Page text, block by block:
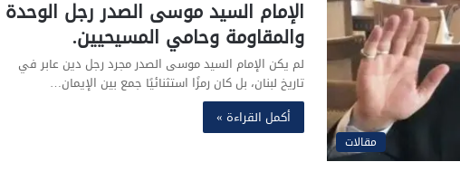
مقالات
الإمام السيد موسى الصدر رجل الوحدة
والمقاومة وحامي المسيحيين.
لم يكن الإمام السيد موسى الصدر مجرد رجل دين عابر في
تاريخ لبنان، بل كان رمزًا استثنائيًا جمع بين الإيمان…
أكمل القراءة »